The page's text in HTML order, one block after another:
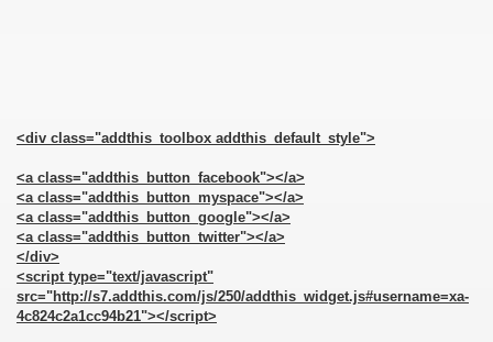
<div class="addthis_toolbox addthis_default_style">
<a class="addthis_button_facebook"></a>
<a class="addthis_button_myspace"></a>
<a class="addthis_button_google"></a>
<a class="addthis_button_twitter"></a>
</div>
<script type="text/javascript"
src="http://s7.addthis.com/js/250/addthis_widget.js#username=xa-
4c824c2a1cc94b21"></script>